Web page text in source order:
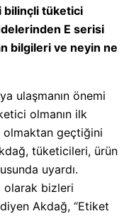
bilinçli tüketici
E serisi
bilgileri ve neyin ne
ulaşmanın önemi
olmanın ilk
olmaktan geçtiğini
tüketicileri, ürün
uyardı.
olarak bizleri
Akdağ, “Etiket